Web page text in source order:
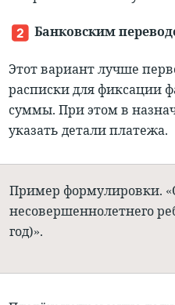
Банковским
Этот вариант лучше
расписки для фиксации
суммы. При этомв
указать детали платежа.
Пример формулировки.
несовершеннолетнего
год)».